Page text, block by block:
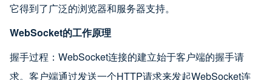
它得到了广泛的浏览器和服务器支持。
WebSocket的工作原理
握手过程：WebSocket连接的建立始于客户端的握手请
求。客户端通过发送一个HTTP请求来发起WebSocket连